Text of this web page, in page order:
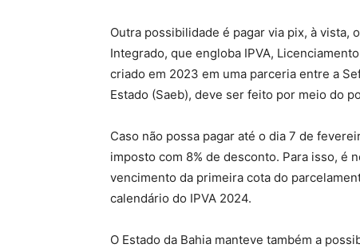
Outra possibilidade é pagar via pix, à vista,
Integrado, que engloba IPVA,
criado em 2023 em uma parceria entre a
Estado (Saeb), deve ser feito por meio do
Caso não possa pagar até o dia 7 de
imposto com 8% de desconto. Para isso, é
vencimento da primeira cota do
calendário do IPVA 2024.
O Estado da Bahia manteve também a